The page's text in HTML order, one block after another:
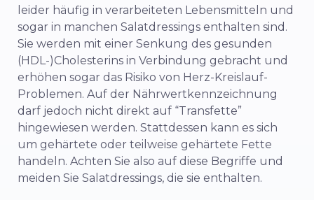
leider häufig in verarbeiteten Lebensmitteln und
sogar in manchen Salatdressings enthalten sind.
Sie werden mit einer Senkung des gesunden
(HDL-)Cholesterins in Verbindung gebracht und
erhöhen sogar das Risiko von Herz-Kreislauf-
Problemen. Auf der Nährwertkennzeichnung
darf jedoch nicht direkt auf “Transfette”
hingewiesen werden. Stattdessen kann es sich
um gehärtete oder teilweise gehärtete Fette
handeln. Achten Sie also auf diese Begriffe und
meiden Sie Salatdressings, die sie enthalten.